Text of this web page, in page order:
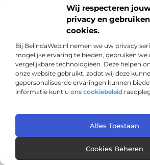
Wij respecteren
privacy en gebruiken
cookies.
Bij BelindaWeb.nl nemen we uw privacy
mogelijke ervaring te bieden, gebruiken we
vergelijkbare technologieën. Deze helpen
onze website gebruikt, zodat wij deze
gepersonaliseerde ervaringen kunnen
informatie kunt u ons cookiebeleid
Alles Toestaan
Cookies Beheren
De evolutie van huishoudelijke
apparaten niet meer weg te
dagelijks leven. Ze maken ons
gemakkelijker, efficiënter en
Maar